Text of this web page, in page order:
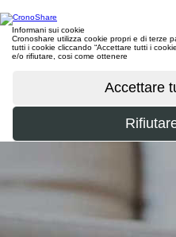
Informani sui cookie
Cronoshare utilizza cookie propri e di terze
tutti i cookie cliccando “Accettare tutti i
e/o rifiutare, cosi come ottenere